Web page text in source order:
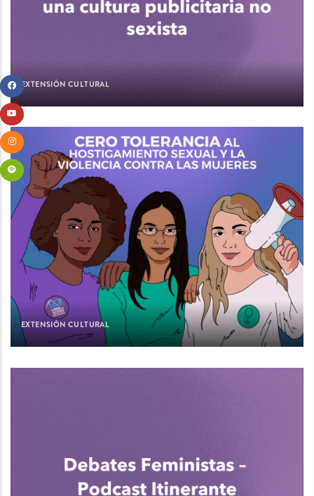
EXTENSIÓN CULTURAL
EXTENSIÓN CULTURAL